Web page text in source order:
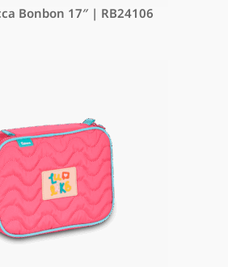
Bonbon 17″ | RB24106